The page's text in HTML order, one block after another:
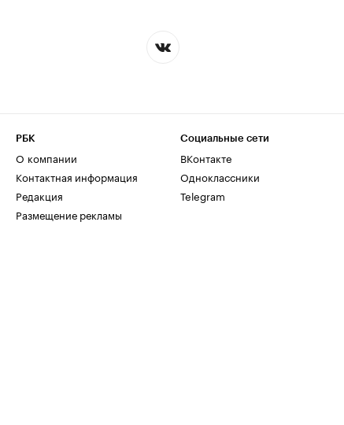
РБК
О компании
Контактная информация
Редакция
Размещение рекламы
Социальные сети
ВКонтакте
Одноклассники
Telegram